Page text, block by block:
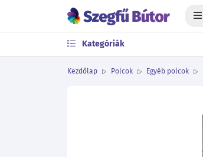
Kategóriák
Kezdőlap Polcok Egyéb polcok